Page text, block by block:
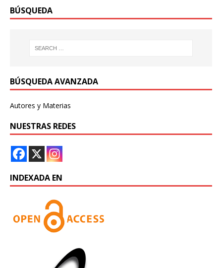
BÚSQUEDA
BÚSQUEDA AVANZADA
Autores y Materias
NUESTRAS REDES
INDEXADA EN